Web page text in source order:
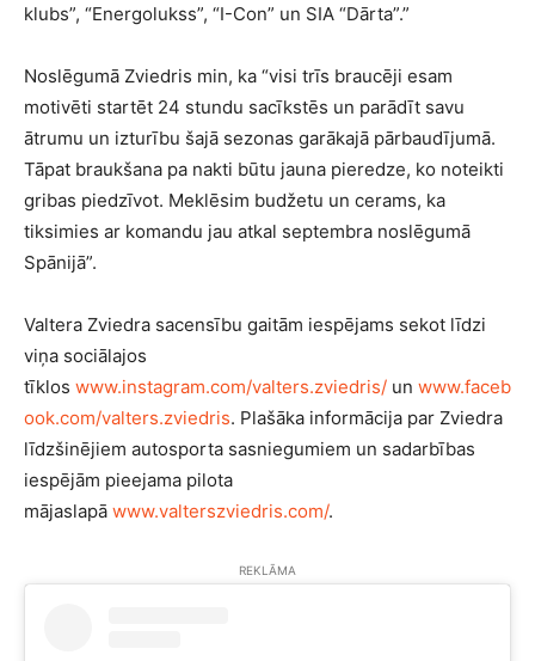
klubs”, “Energolukss”, “I-Con” un SIA “Dārta”.”
Noslēgumā Zviedris min, ka “visi trīs braucēji esam
motivēti startēt 24 stundu sacīkstēs un parādīt savu
ātrumu un izturību šajā sezonas garākajā pārbaudījumā.
Tāpat braukšana pa nakti būtu jauna pieredze, ko noteikti
gribas piedzīvot. Meklēsim budžetu un cerams, ka
tiksimies ar komandu jau atkal septembra noslēgumā
Spānijā”.
Valtera Zviedra sacensību gaitām iespējams sekot līdzi
viņa sociālajos
tīklos www.instagram.com/valters.zviedris/ un www.faceb
ook.com/valters.zviedris. Plašāka informācija par Zviedra
līdzšinējiem autosporta sasniegumiem un sadarbības
iespējām pieejama pilota
mājaslapā www.valterszviedris.com/.
REKLĀMA